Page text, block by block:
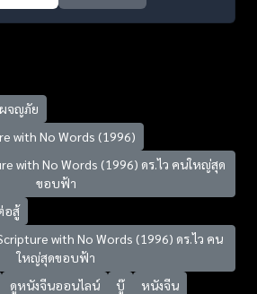
จญภัย
with No Words (1996)
with No Words (1996) ดร.ไว คนใหญ่สุด
ขอบฟ้า
อสู้
with No Words (1996) ดร.ไว คน
ใหญ่สุดขอบฟ้า
ดูหนังจีนออนไลน์ บู๊
หนังจีน